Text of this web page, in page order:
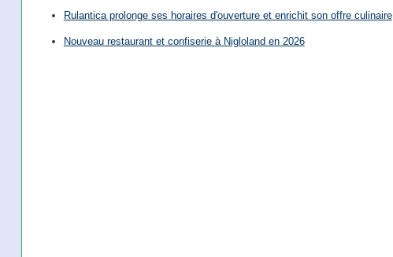
Rulantica prolonge ses horaires d'ouverture et enrichit son offre culinaire
Nouveau restaurant et confiserie à Nigloland en 2026